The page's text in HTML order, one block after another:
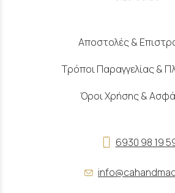
Αποστολές &
Τρόποι Παραγγελίας &
Όροι Χρήσης &
6930 98 19